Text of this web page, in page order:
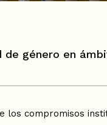
género en
los compromisos